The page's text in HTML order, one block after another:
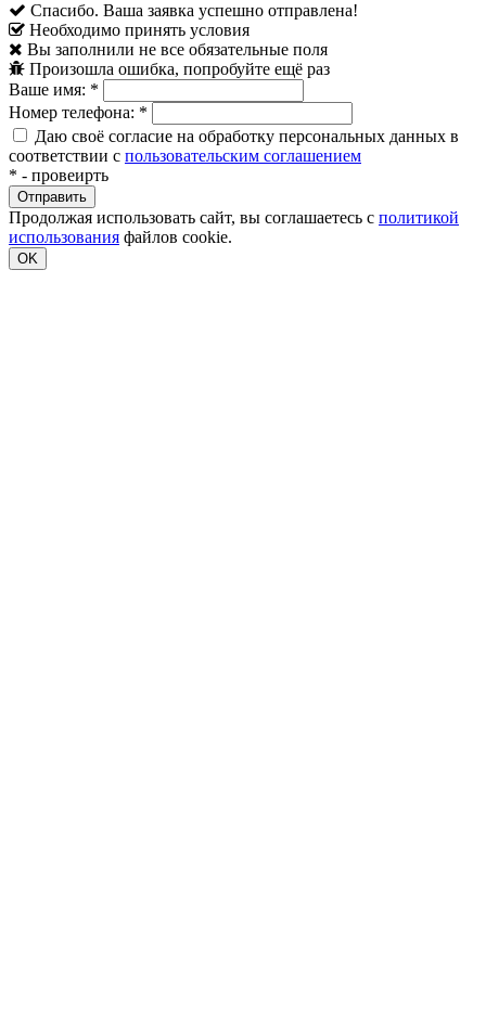
Спасибо. Ваша заявка успешно отправлена!
Необходимо принять условия
Вы заполнили не все обязательные поля
Произошла ошибка, попробуйте ещё раз
Ваше имя: *
Номер телефона: *
Даю своё согласие на обработку персональных данных в
соответствии с пользовательским соглашением
* - провеирть
Продолжая использовать сайт, вы соглашаетесь с политикой
использования файлов cookie.
OK